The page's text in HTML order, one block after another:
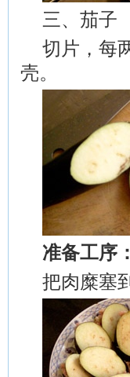
三、茄子
切片，每
壳。
准备工序：
把肉糜塞